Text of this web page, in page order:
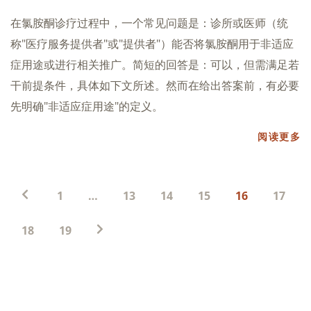
在氯胺酮诊疗过程中，一个常见问题是：诊所或医师（统
称"医疗服务提供者"或"提供者"）能否将氯胺酮用于非适应
症用途或进行相关推广。简短的回答是：可以，但需满足若
干前提条件，具体如下文所述。然而在给出答案前，有必要
先明确"非适应症用途"的定义。
阅读更多
帖
1 … 13 14 15 16 17
18 19